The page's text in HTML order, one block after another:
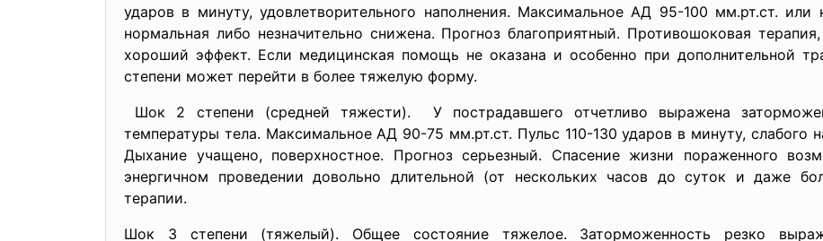
ударов в минуту, удовлетворительного наполнения. Максимальное АД 95-100 мм.рт.ст. или
нормальная либо незначительно снижена. Прогноз благоприятный. Противошоковая
хороший эффект. Если медицинская помощь не оказана и особенно при дополнительной
степени может перейти в более тяжелую форму.
Шок 2 степени (средней тяжести). У пострадавшего отчетливо выражена
температуры тела. Максимальное АД 90-75 мм.рт.ст. Пульс 110-130 ударов в минуту, слабого
Дыхание учащено, поверхностное. Прогноз серьезный. Спасение жизни пораженного
энергичном проведении довольно длительной (от нескольких часов до суток и даже
терапии.
Шок 3 степени (тяжелый). Общее состояние тяжелое. Заторможенность резко